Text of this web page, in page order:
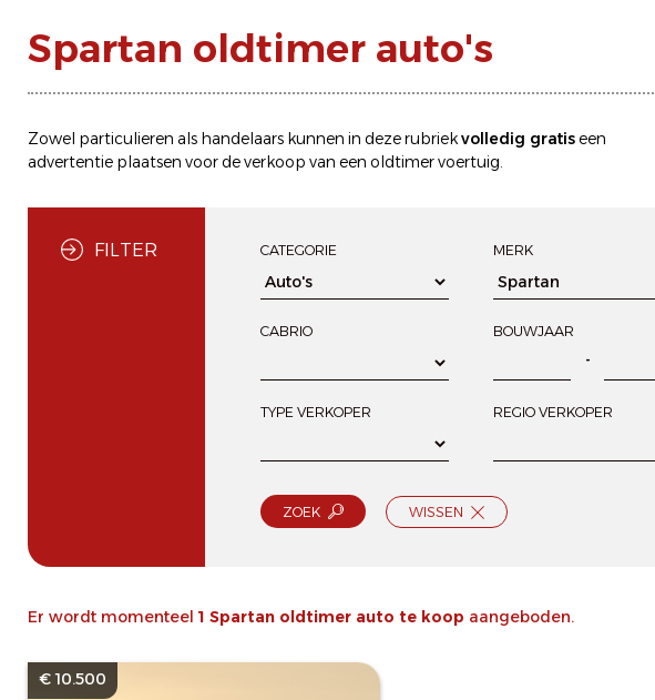
Spartan oldtimer auto's
Zowel particulieren als handelaars kunnen in deze rubriekvolledig gratis een
advertentie plaatsen voor deverkoop van een oldtimer voertuig.
FILTER CATEGORIE MERK
CABRIO BOUWJAAR
-
TYPE VERKOPER REGIO VERKOPER
ZOEK WISSEN
Er wordt momenteel 1 Spartan oldtimer auto te koop aangeboden.
€ 10.500